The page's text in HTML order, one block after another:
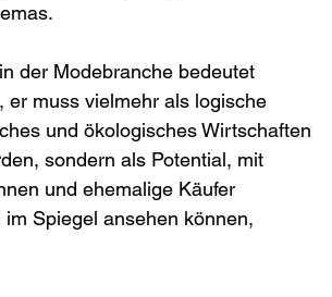
der Modebranche bedeutet
er muss vielmehr als logische
und ökologisches Wirtschaften
sondern als Potential, mit
und ehemalige Käufer
Spiegel ansehen können,